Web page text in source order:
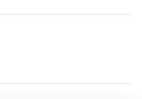
compact silver Argent
compact black Noir